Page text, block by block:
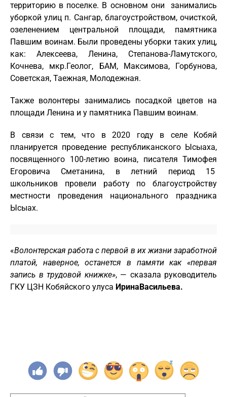
территорию в поселке. В основном они занимались
уборкой улиц п. Сангар, благоустройством, очисткой,
озеленением центральной площади, памятника
Павшим воинам. Были проведены уборки таких улиц,
как: Алексеева, Ленина, Степанова-Ламутского,
Кочнева, мкр.Геолог, БАМ, Максимова, Горбунова,
Советская, Таежная, Молодежная.
Также волонтеры занимались посадкой цветов на
площади Ленина и у памятника Павшим воинам.
В связи с тем, что в 2020 году в селе Кобяй
планируется проведение республиканского Ысыаха,
посвященного 100-летию воина, писателя Тимофея
Егоровича Сметанина, в летний период 15
школьников провели работу по благоустройству
местности проведения национального праздника
Ысыах.
«Волонтерская работа с первой в их жизни заработной
платой, наверное, останется в памяти как «первая
запись в трудовой книжке», — сказала руководитель
ГКУ ЦЗН Кобяйского улуса ИринаВасильева.